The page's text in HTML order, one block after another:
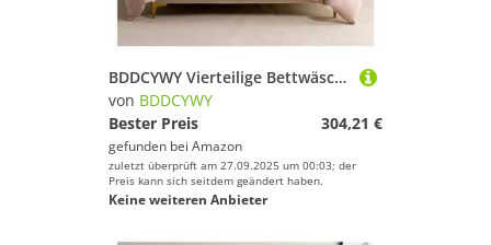
BDDCYWY Vierteilige Bettwäschesetbett Vier Stücke Set, graulila, Feste Farbbettbedeckungsbett/ausgestattete Blechkissen Kissen King Luxus weich 1000 tc Baumwollbett
von BDDCYWY
Bester Preis
304,21 €
gefunden bei Amazon
zuletzt überprüft am 27.09.2025 um 00:03; der
Preis kann sich seitdem geändert haben.
Keine weiteren Anbieter